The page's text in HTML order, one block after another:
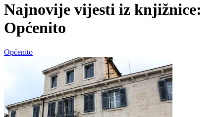
Najnovije vijesti iz knjižnice:
Općenito
Općenito